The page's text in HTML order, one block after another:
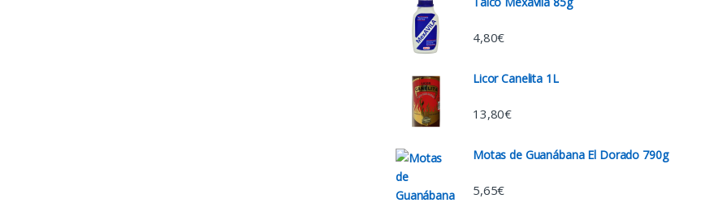
4,80€
Licor Canelita 1L
13,80€
Motas de Guanábana El Dorado 790g
5,65€